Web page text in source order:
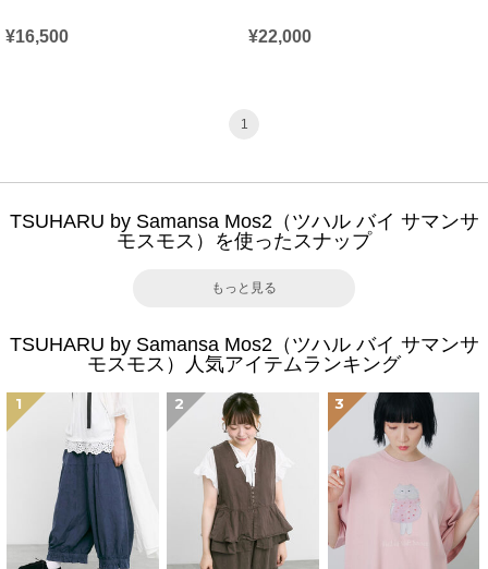
¥16,500 ¥22,000
1
TSUHARU by Samansa Mos2（ツハル バイ サマンサ
モスモス）を使ったスナップ
もっと見る
TSUHARU by Samansa Mos2（ツハル バイ サマンサ
モスモス）人気アイテムランキング
1 2 3